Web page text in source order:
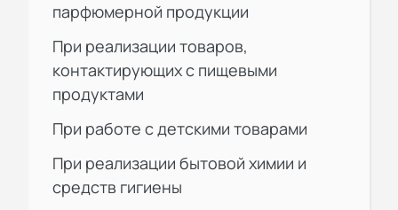
парфюмерной продукции
При реализации товаров,
контактирующих с пищевыми
продуктами
При работе с детскими товарами
При реализации бытовой химии и
средств гигиены